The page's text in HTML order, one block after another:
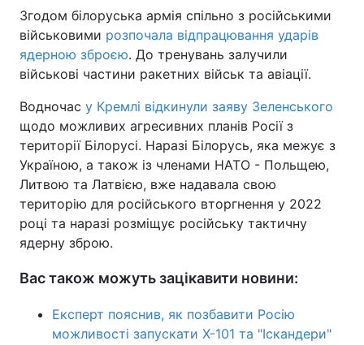
Згодом білоруська армія спільно з російськими
військовими розпочала відпрацювання ударів
ядерною зброєю. До тренувань залучили
військові частини ракетних військ та авіації.
Водночас у Кремлі відкинули заяву Зеленського
щодо можливих агресивних планів Росії з
території Білорусі. Наразі Білорусь, яка межує з
Україною, а також із членами НАТО - Польщею,
Литвою та Латвією, вже надавала свою
територію для російського вторгнення у 2022
році та наразі розміщує російську тактичну
ядерну зброю.
Вас також можуть зацікавити новини:
Експерт пояснив, як позбавити Росію
можливості запускати Х-101 та "Іскандери"